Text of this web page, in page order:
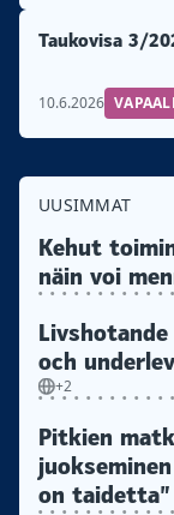
Taukovisa 3/
10.6.2026
UUSIMMAT
Kehut
näin voi
och
+2
Pitkien
on taidetta”